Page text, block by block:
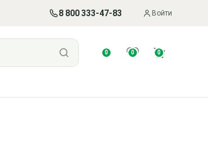
8 800 333-47-83 Войти
0 0 0